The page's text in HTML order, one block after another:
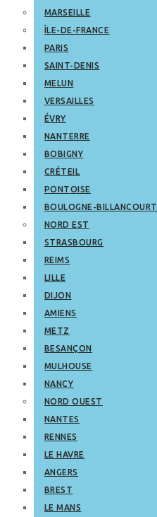
MARSEILLE
ÎLE-DE-FRANCE
PARIS
SAINT-DENIS
MELUN
VERSAILLES
ÉVRY
NANTERRE
BOBIGNY
CRÉTEIL
PONTOISE
BOULOGNE-BILLANCOURT
NORD EST
STRASBOURG
REIMS
LILLE
DIJON
AMIENS
METZ
BESANÇON
MULHOUSE
NANCY
NORD OUEST
NANTES
RENNES
LE HAVRE
ANGERS
BREST
LE MANS